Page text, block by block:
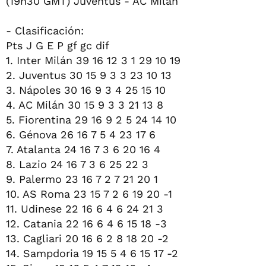
- Clasificación:
Pts J G E P gf gc dif
1. Inter Milán 39 16 12 3 1 29 10 19
2. Juventus 30 15 9 3 3 23 10 13
3. Nápoles 30 16 9 3 4 25 15 10
4. AC Milán 30 15 9 3 3 21 13 8
5. Fiorentina 29 16 9 2 5 24 14 10
6. Génova 26 16 7 5 4 23 17 6
7. Atalanta 24 16 7 3 6 20 16 4
8. Lazio 24 16 7 3 6 25 22 3
9. Palermo 23 16 7 2 7 21 20 1
10. AS Roma 23 15 7 2 6 19 20 -1
11. Udinese 22 16 6 4 6 24 21 3
12. Catania 22 16 6 4 6 15 18 -3
13. Cagliari 20 16 6 2 8 18 20 -2
14. Sampdoria 19 15 5 4 6 15 17 -2